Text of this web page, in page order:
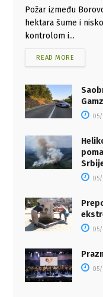
Požar između
hektara šume i
kontrolom i...
READ MORE